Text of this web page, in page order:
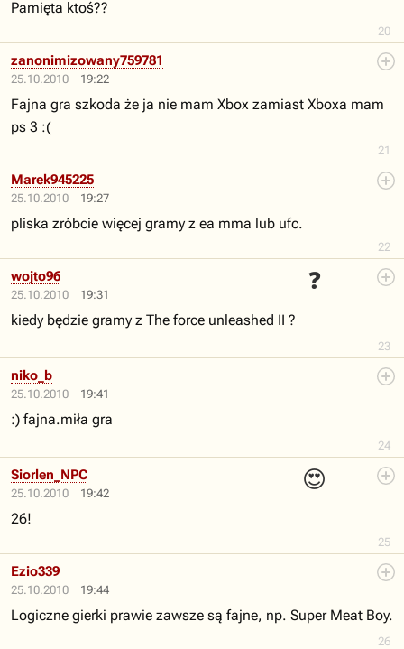
20
Pamięta ktoś??
25.10.2010 19:22
21
zanonimizowany759781
Fajna gra szkoda że ja nie mam Xbox zamiast Xboxa mam
ps 3 :(
25.10.2010 19:27
22
Marek945225
pliska zróbcie więcej gramy z ea mma lub ufc.
25.10.2010 19:31
❓
23
wojto96
kiedy będzie gramy z The force unleashed II ?
25.10.2010 19:41
24
niko_b
:) fajna.miła gra
25.10.2010 19:42
😍
25
Siorlen_NPC
26!
25.10.2010 19:44
26
Ezio339
Logiczne gierki prawie zawsze są fajne, np. Super Meat Boy.